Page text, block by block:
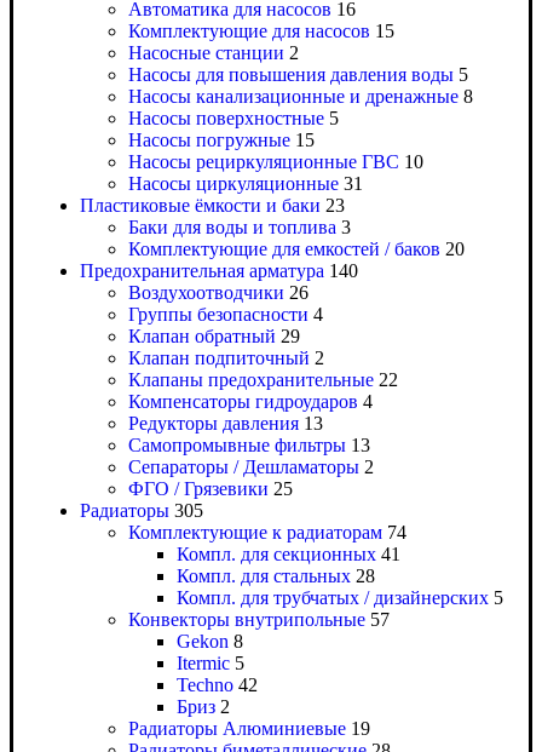
Автоматика для насосов 16
Комплектующие для насосов 15
Насосные станции 2
Насосы для повышения давления воды 5
Насосы канализационные и дренажные 8
Насосы поверхностные 5
Насосы погружные 15
Насосы рециркуляционные ГВС 10
Насосы циркуляционные 31
Пластиковые ёмкости и баки 23
Баки для воды и топлива 3
Комплектующие для емкостей / баков 20
Предохранительная арматура 140
Воздухоотводчики 26
Группы безопасности 4
Клапан обратный 29
Клапан подпиточный 2
Клапаны предохранительные 22
Компенсаторы гидроударов 4
Редукторы давления 13
Самопромывные фильтры 13
Сепараторы / Дешламаторы 2
ФГО / Грязевики 25
Радиаторы 305
Комплектующие к радиаторам 74
Компл. для секционных 41
Компл. для стальных 28
Компл. для трубчатых / дизайнерских 5
Конвекторы внутрипольные 57
Gekon 8
Itermic 5
Techno 42
Бриз 2
Радиаторы Алюминиевые 19